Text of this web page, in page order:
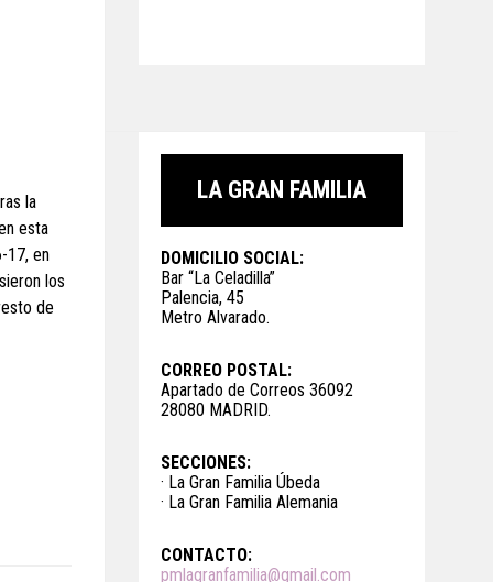
la
esta
17, en
los
de
LA GRAN FAMILIA
DOMICILIO SOCIAL:
Bar “La Celadilla”
Palencia, 45
Metro Alvarado.
CORREO POSTAL:
Apartado de Correos 36092
28080 MADRID.
SECCIONES:
· La Gran Familia Úbeda
· La Gran Familia Alemania
CONTACTO:
pmlagranfamilia@gmail.com